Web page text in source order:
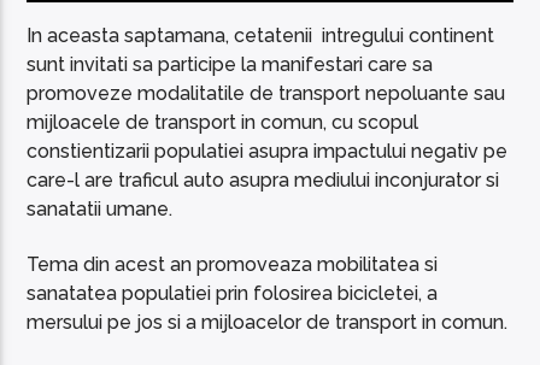
In aceasta saptamana, cetatenii intregului continent
sunt invitati sa participe la manifestari care sa
promoveze modalitatile de transport nepoluante sau
mijloacele de transport in comun, cu scopul
constientizarii populatiei asupra impactului negativ pe
care-l are traficul auto asupra mediului inconjurator si
sanatatii umane.
Tema din acest an promoveaza mobilitatea si
sanatatea populatiei prin folosirea bicicletei, a
mersului pe jos si a mijloacelor de transport in comun.